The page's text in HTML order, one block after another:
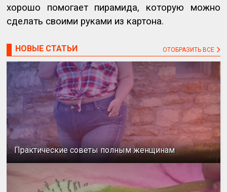
хорошо помогает пирамида, которую можно
сделать своими руками из картона.
НОВЫЕ СТАТЬИ ОТОБРАЗИТЬ ВСЕ
Практические советы полным женщинам